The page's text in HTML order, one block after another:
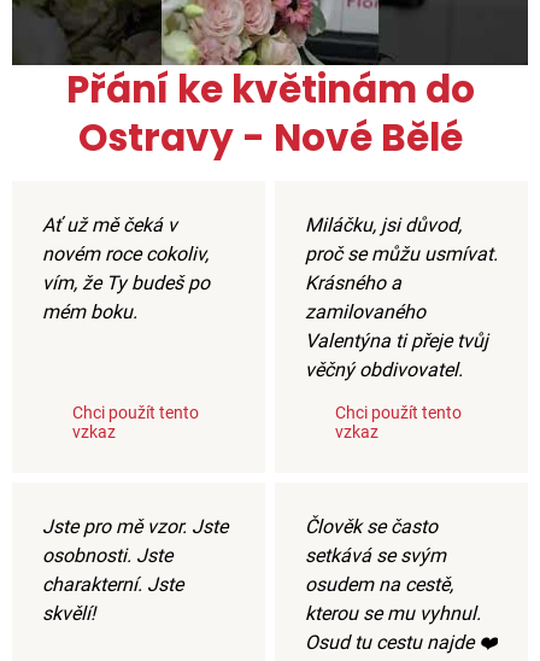
Přání ke květinám do
Ostravy - Nové Bělé
Ať už mě čeká v
novém roce cokoliv,
vím, že Ty budeš po
mém boku.
Chci použít tento
vzkaz
Miláčku, jsi důvod,
proč se můžu usmívat.
Krásného a
zamilovaného
Valentýna ti přeje tvůj
věčný obdivovatel.
Chci použít tento
vzkaz
Jste pro mě vzor. Jste
osobnosti. Jste
charakterní. Jste
skvělí!
Člověk se často
setkává se svým
osudem na cestě,
kterou se mu vyhnul.
Osud tu cestu najde ❤️